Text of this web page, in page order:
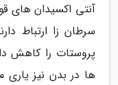
آنتی اکسیدان های
سرطان زا ارتباط
پروستات را کاهش
ها در بدن نیز یاری